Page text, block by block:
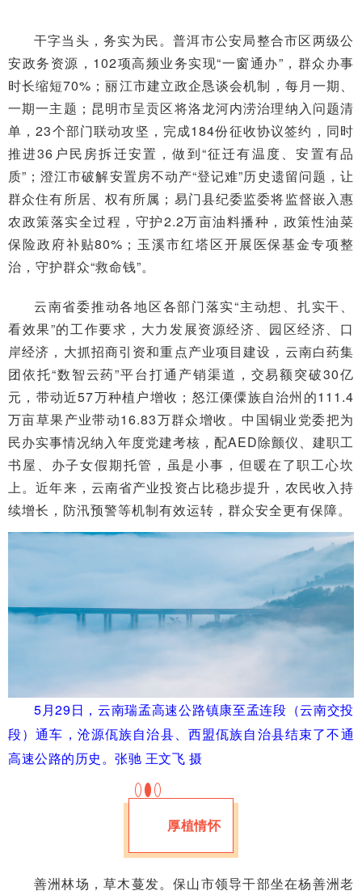
干字当头，务实为民。普洱市公安局整合市区两级公
安政务资源，102项高频业务实现“一窗通办”，群众办事
时长缩短70%；丽江市建立政企恳谈会机制，每月一期、
一期一主题；昆明市呈贡区将洛龙河内涝治理纳入问题清
单，23个部门联动攻坚，完成184份征收协议签约，同时
推进36户民房拆迁安置，做到“征迁有温度、安置有品
质”；澄江市破解安置房不动产“登记难”历史遗留问题，让
群众住有所居、权有所属；易门县纪委监委将监督嵌入惠
农政策落实全过程，守护2.2万亩油料播种，政策性油菜
保险政府补贴80%；玉溪市红塔区开展医保基金专项整
治，守护群众“救命钱”。
云南省委推动各地区各部门落实“主动想、扎实干、
看效果”的工作要求，大力发展资源经济、园区经济、口
岸经济，大抓招商引资和重点产业项目建设，云南白药集
团依托“数智云药”平台打通产销渠道，交易额突破30亿
元，带动近57万种植户增收；怒江傈僳族自治州的111.4
万亩草果产业带动16.83万群众增收。中国铜业党委把为
民办实事情况纳入年度党建考核，配AED除颤仪、建职工
书屋、办子女假期托管，虽是小事，但暖在了职工心坎
上。近年来，云南省产业投资占比稳步提升，农民收入持
续增长，防汛预警等机制有效运转，群众安全更有保障。
5月29日，云南瑞孟高速公路镇康至孟连段（云南交投
段）通车，沧源佤族自治县、西盟佤族自治县结束了不通
高速公路的历史。 张驰 王文飞 摄
厚植情怀
善洲林场，草木蔓发。保山市领导干部坐在杨善洲老